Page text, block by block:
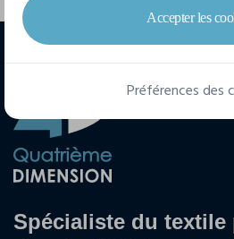
Spécialiste du
Accepter les
Préférences des